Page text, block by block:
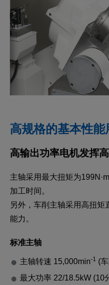
高规格的基本性
高输出功率电机发挥
主轴采用最大扭矩为
加工时间。
另外，车削主轴采用高扭矩
能力。
标准主轴
主轴转速 15,000min-1 (
最大功率 22/18.5kW (10